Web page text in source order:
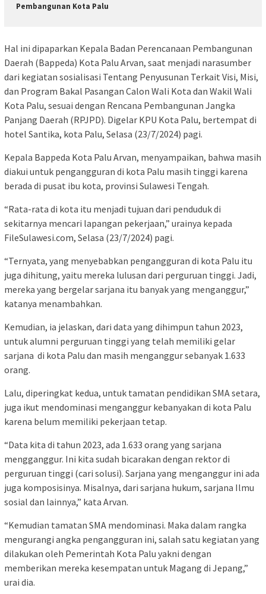
Pembangunan Kota Palu
Hal ini dipaparkan Kepala Badan Perencanaan Pembangunan
Daerah (Bappeda) Kota Palu Arvan, saat menjadi narasumber
dari kegiatan sosialisasi Tentang Penyusunan Terkait Visi, Misi,
dan Program Bakal Pasangan Calon Wali Kota dan Wakil Wali
Kota Palu, sesuai dengan Rencana Pembangunan Jangka
Panjang Daerah (RPJPD). Digelar KPU Kota Palu, bertempat di
hotel Santika, kota Palu, Selasa (23/7/2024) pagi.
Kepala Bappeda Kota Palu Arvan, menyampaikan, bahwa masih
diakui untuk pengangguran di kota Palu masih tinggi karena
berada di pusat ibu kota, provinsi Sulawesi Tengah.
“Rata-rata di kota itu menjadi tujuan dari penduduk di
sekitarnya mencari lapangan pekerjaan,” urainya kepada
FileSulawesi.com, Selasa (23/7/2024) pagi.
“Ternyata, yang menyebabkan pengangguran di kota Palu itu
juga dihitung, yaitu mereka lulusan dari perguruan tinggi. Jadi,
mereka yang bergelar sarjana itu banyak yang menganggur,”
katanya menambahkan.
Kemudian, ia jelaskan, dari data yang dihimpun tahun 2023,
untuk alumni perguruan tinggi yang telah memiliki gelar
sarjana di kota Palu dan masih menganggur sebanyak 1.633
orang.
Lalu, diperingkat kedua, untuk tamatan pendidikan SMA setara,
juga ikut mendominasi menganggur kebanyakan di kota Palu
karena belum memiliki pekerjaan tetap.
“Data kita di tahun 2023, ada 1.633 orang yang sarjana
mengganggur. Ini kita sudah bicarakan dengan rektor di
perguruan tinggi (cari solusi). Sarjana yang menganggur ini ada
juga komposisinya. Misalnya, dari sarjana hukum, sarjana Ilmu
sosial dan lainnya,” kata Arvan.
“Kemudian tamatan SMA mendominasi. Maka dalam rangka
mengurangi angka pengangguran ini, salah satu kegiatan yang
dilakukan oleh Pemerintah Kota Palu yakni dengan
memberikan mereka kesempatan untuk Magang di Jepang,”
urai dia.